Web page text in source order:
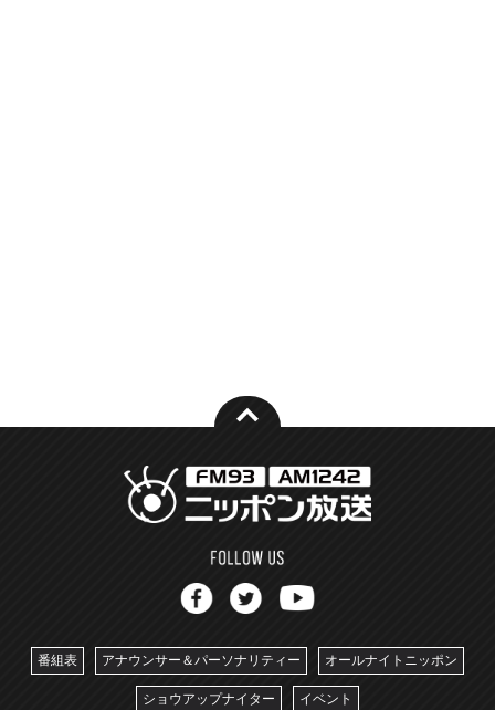
番組表 アナウンサー＆パーソナリティー オールナイトニッポン
ショウアップナイター イベント